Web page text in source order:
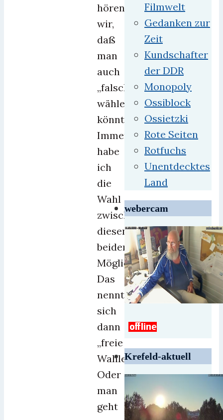
hören
wir,
daß
man
auch
„falsch“
wählen
könnte.
Immerhin
habe
ich
die
Wahl
zwischen
diesen
beiden
Möglichkeiten.
Das
nennt
sich
dann
„freie
Wahlen“.
Oder
man
geht
Filmwelt
Gedanken zur
Zeit
Kundschafter
der DDR
Monopoly
Ossiblock
Ossietzki
Rote Seiten
Rotfuchs
Unentdecktes
Land
webercam
Krefeld-aktuell